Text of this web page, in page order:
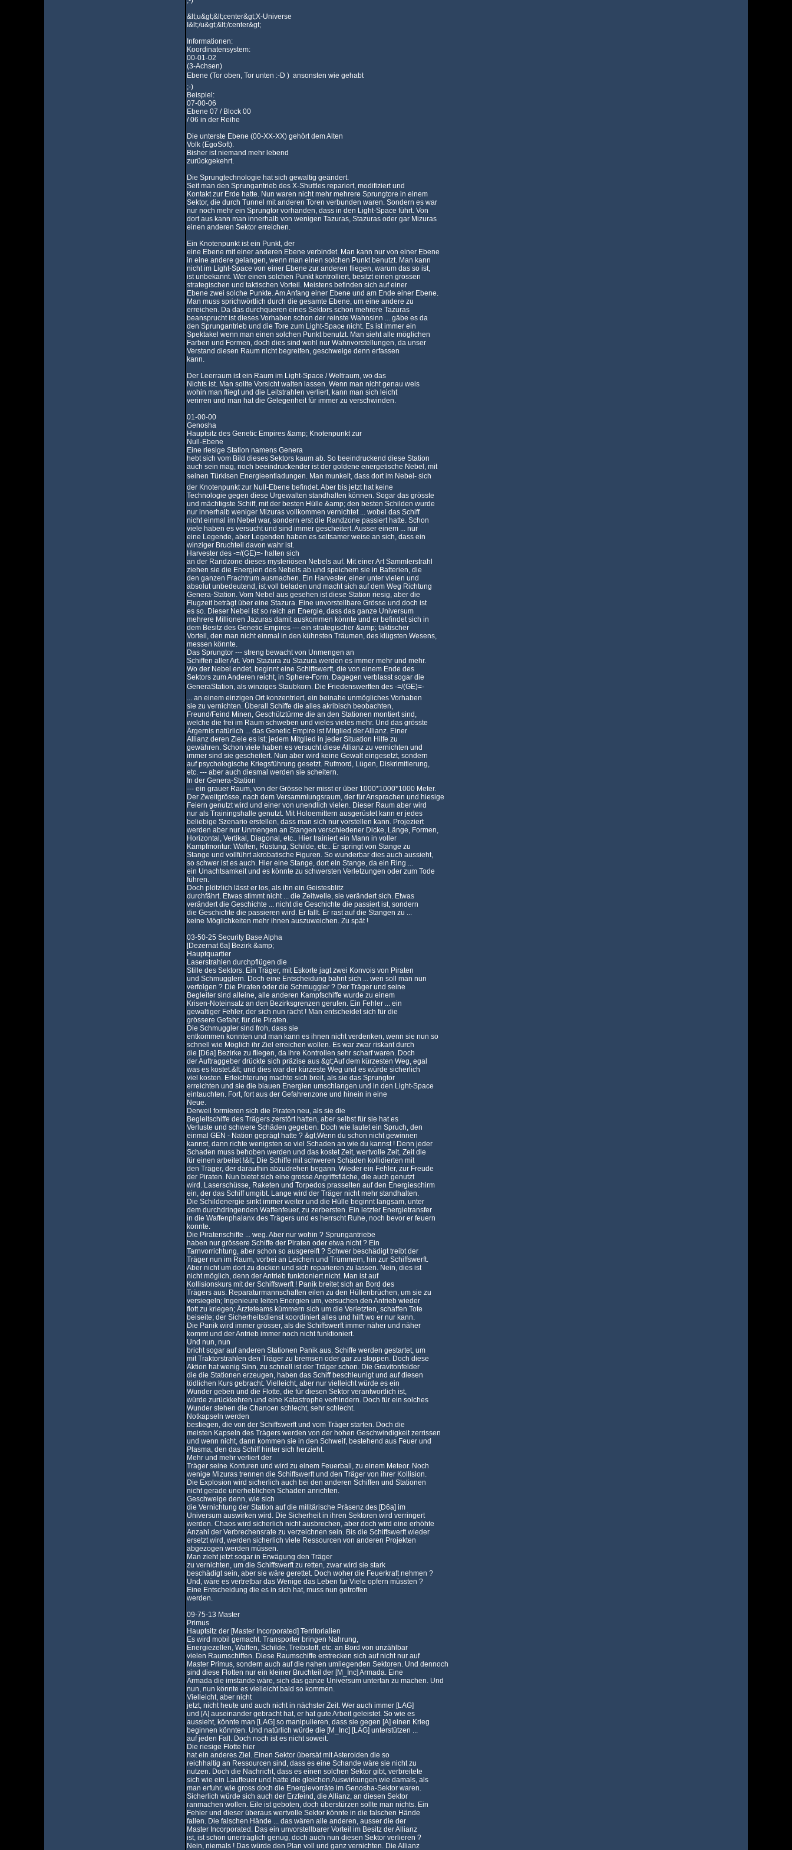
&lt;u&gt;&lt;center&gt;X-Universe
I&lt;/u&gt;&lt;/center&gt;
Informationen:
Koordinatensystem:
00-01-02
(3-Achsen)
Ebene (Tor oben, Tor unten :-D )  ansonsten wie gehabt
;-)
Beispiel:
07-00-06
Ebene 07 / Block 00
/ 06 in der Reihe
Die unterste Ebene (00-XX-XX) gehört dem Alten
Volk (EgoSoft).
Bisher ist niemand mehr lebend
zurückgekehrt.
Die Sprungtechnologie hat sich gewaltig geändert.
Seit man den Sprungantrieb des X-Shuttles repariert, modifiziert und
Kontakt zur Erde hatte. Nun waren nicht mehr mehrere Sprungtore in einem
Sektor, die durch Tunnel mit anderen Toren verbunden waren. Sondern es war
nur noch mehr ein Sprungtor vorhanden, dass in den Light-Space führt. Von
dort aus kann man innerhalb von wenigen Tazuras, Stazuras oder gar Mizuras
einen anderen Sektor erreichen.
Ein Knotenpunkt ist ein Punkt, der
eine Ebene mit einer anderen Ebene verbindet. Man kann nur von einer Ebene
in eine andere gelangen, wenn man einen solchen Punkt benutzt. Man kann
nicht im Light-Space von einer Ebene zur anderen fliegen, warum das so ist,
ist unbekannt. Wer einen solchen Punkt kontrolliert, besitzt einen grossen
strategischen und taktischen Vorteil. Meistens befinden sich auf einer
Ebene zwei solche Punkte. Am Anfang einer Ebene und am Ende einer Ebene.
Man muss sprichwörtlich durch die gesamte Ebene, um eine andere zu
erreichen. Da das durchqueren eines Sektors schon mehrere Tazuras
beansprucht ist dieses Vorhaben schon der reinste Wahnsinn ... gäbe es da
den Sprungantrieb und die Tore zum Light-Space nicht. Es ist immer ein
Spektakel wenn man einen solchen Punkt benutzt. Man sieht alle möglichen
Farben und Formen, doch dies sind wohl nur Wahnvorstellungen, da unser
Verstand diesen Raum nicht begreifen, geschweige denn erfassen
kann.
Der Leerraum ist ein Raum im Light-Space / Weltraum, wo das
Nichts ist. Man sollte Vorsicht walten lassen. Wenn man nicht genau weis
wohin man fliegt und die Leitstrahlen verliert, kann man sich leicht
verirren und man hat die Gelegenheit für immer zu verschwinden.
01-00-00
Genosha
Hauptsitz des Genetic Empires &amp; Knotenpunkt zur
Null-Ebene
Eine riesige Station namens Genera
hebt sich vom Bild dieses Sektors kaum ab. So beeindruckend diese Station
auch sein mag, noch beeindruckender ist der goldene energetische Nebel, mit
seinen Türkisen Energieentladungen. Man munkelt, dass dort im Nebel- sich
der Knotenpunkt zur Null-Ebene befindet. Aber bis jetzt hat keine
Technologie gegen diese Urgewalten standhalten können. Sogar das grösste
und mächtigste Schiff, mit der besten Hülle &amp; den besten Schilden wurde
nur innerhalb weniger Mizuras vollkommen vernichtet ... wobei das Schiff
nicht einmal im Nebel war, sondern erst die Randzone passiert hatte. Schon
viele haben es versucht und sind immer gescheitert. Ausser einem ... nur
eine Legende, aber Legenden haben es seltsamer weise an sich, dass ein
winziger Bruchteil davon wahr ist.
Harvester des -=/(GE)=- halten sich
an der Randzone dieses mysteriösen Nebels auf. Mit einer Art Sammlerstrahl
ziehen sie die Energien des Nebels ab und speichern sie in Batterien, die
den ganzen Frachtrum ausmachen. Ein Harvester, einer unter vielen und
absolut unbedeutend, ist voll beladen und macht sich auf dem Weg Richtung
Genera-Station. Vom Nebel aus gesehen ist diese Station riesig, aber die
Flugzeit beträgt über eine Stazura. Eine unvorstellbare Grösse und doch ist
es so. Dieser Nebel ist so reich an Energie, dass das ganze Universum
mehrere Millionen Jazuras damit auskommen könnte und er befindet sich in
dem Besitz des Genetic Empires --- ein strategischer &amp; taktischer
Vorteil, den man nicht einmal in den kühnsten Träumen, des klügsten Wesens,
messen könnte.
Das Sprungtor --- streng bewacht von Unmengen an
Schiffen aller Art. Von Stazura zu Stazura werden es immer mehr und mehr.
Wo der Nebel endet, beginnt eine Schiffswerft, die von einem Ende des
Sektors zum Anderen reicht, in Sphere-Form. Dagegen verblasst sogar die
GeneraStation, als winziges Staubkorn. Die Friedenswerften des -=/(GE)=-
... an einem einzigen Ort konzentriert, ein beinahe unmögliches Vorhaben
sie zu vernichten. Überall Schiffe die alles akribisch beobachten,
Freund/Feind Minen, Geschütztürme die an den Stationen montiert sind,
welche die frei im Raum schweben und vieles vieles mehr. Und das grösste
Ärgernis natürlich ... das Genetic Empire ist Mitglied der Allianz. Einer
Allianz deren Ziele es ist; jedem Mitglied in jeder Situation Hilfe zu
gewähren. Schon viele haben es versucht diese Allianz zu vernichten und
immer sind sie gescheitert. Nun aber wird keine Gewalt eingesetzt, sondern
auf psychologische Kriegsführung gesetzt. Rufmord, Lügen, Diskrimitierung,
etc. --- aber auch diesmal werden sie scheitern.
In der Genera-Station
--- ein grauer Raum, von der Grösse her misst er über 1000*1000*1000 Meter.
Der Zweitgrösse, nach dem Versammlungsraum, der für Ansprachen und hiesige
Feiern genutzt wird und einer von unendlich vielen. Dieser Raum aber wird
nur als Trainingshalle genutzt. Mit Holoemittern ausgerüstet kann er jedes
beliebige Szenario erstellen, dass man sich nur vorstellen kann. Projeziert
werden aber nur Unmengen an Stangen verschiedener Dicke, Länge, Formen,
Horizontal, Vertikal, Diagonal, etc.. Hier trainiert ein Mann in voller
Kampfmontur: Waffen, Rüstung, Schilde, etc.. Er springt von Stange zu
Stange und vollführt akrobatische Figuren. So wunderbar dies auch aussieht,
so schwer ist es auch. Hier eine Stange, dort ein Stange, da ein Ring ...
ein Unachtsamkeit und es könnte zu schwersten Verletzungen oder zum Tode
führen.
Doch plötzlich lässt er los, als ihn ein Geistesblitz
durchfährt. Etwas stimmt nicht ... die Zeitwelle, sie verändert sich. Etwas
verändert die Geschichte ... nicht die Geschichte die passiert ist, sondern
die Geschichte die passieren wird. Er fällt. Er rast auf die Stangen zu ...
keine Möglichkeiten mehr ihnen auszuweichen. Zu spät !
03-50-25 Security Base Alpha
[Dezernat 6a] Bezirk &amp;
Hauptquartier
Laserstrahlen durchpflügen die
Stille des Sektors. Ein Träger, mit Eskorte jagt zwei Konvois von Piraten
und Schmugglern. Doch eine Entscheidung bahnt sich ... wen soll man nun
verfolgen ? Die Piraten oder die Schmuggler ? Der Träger und seine
Begleiter sind alleine, alle anderen Kampfschiffe wurde zu einem
Krisen-Noteinsatz an den Bezirksgrenzen gerufen. Ein Fehler ... ein
gewaltiger Fehler, der sich nun rächt ! Man entscheidet sich für die
grössere Gefahr, für die Piraten.
Die Schmuggler sind froh, dass sie
entkommen konnten und man kann es ihnen nicht verdenken, wenn sie nun so
schnell wie Möglich ihr Ziel erreichen wollen. Es war zwar riskant durch
die [D6a] Bezirke zu fliegen, da ihre Kontrollen sehr scharf waren. Doch
der Auftraggeber drückte sich präzise aus &gt;Auf dem kürzesten Weg, egal
was es kostet.&lt; und dies war der kürzeste Weg und es würde sicherlich
viel kosten. Erleichterung machte sich breit, als sie das Sprungtor
erreichten und sie die blauen Energien umschlangen und in den Light-Space
eintauchten. Fort, fort aus der Gefahrenzone und hinein in eine
Neue.
Derweil formieren sich die Piraten neu, als sie die
Begleitschiffe des Trägers zerstört hatten, aber selbst für sie hat es
Verluste und schwere Schäden gegeben. Doch wie lautet ein Spruch, den
einmal GEN - Nation geprägt hatte ? &gt;Wenn du schon nicht gewinnen
kannst, dann richte wenigsten so viel Schaden an wie du kannst ! Denn jeder
Schaden muss behoben werden und das kostet Zeit, wertvolle Zeit, Zeit die
für einen arbeitet !&lt; Die Schiffe mit schweren Schäden kollidierten mit
den Träger, der daraufhin abzudrehen begann. Wieder ein Fehler, zur Freude
der Piraten. Nun bietet sich eine grosse Angriffsfläche, die auch genutzt
wird. Laserschüsse, Raketen und Torpedos prasselten auf den Energieschirm
ein, der das Schiff umgibt. Lange wird der Träger nicht mehr standhalten.
Die Schildenergie sinkt immer weiter und die Hülle beginnt langsam, unter
dem durchdringenden Waffenfeuer, zu zerbersten. Ein letzter Energietransfer
in die Waffenphalanx des Trägers und es herrscht Ruhe, noch bevor er feuern
konnte.
Die Piratenschiffe ... weg. Aber nur wohin ? Sprungantriebe
haben nur grössere Schiffe der Piraten oder etwa nicht ? Ein
Tarnvorrichtung, aber schon so ausgereift ? Schwer beschädigt treibt der
Träger nun im Raum, vorbei an Leichen und Trümmern, hin zur Schiffswerft.
Aber nicht um dort zu docken und sich reparieren zu lassen. Nein, dies ist
nicht möglich, denn der Antrieb funktioniert nicht. Man ist auf
Kollisionskurs mit der Schiffswerft ! Panik breitet sich an Bord des
Trägers aus. Reparaturmannschaften eilen zu den Hüllenbrüchen, um sie zu
versiegeln; Ingenieure leiten Energien um, versuchen den Antrieb wieder
flott zu kriegen; Ärzteteams kümmern sich um die Verletzten, schaffen Tote
beiseite; der Sicherheitsdienst koordiniert alles und hilft wo er nur kann.
Die Panik wird immer grösser, als die Schiffswerft immer näher und näher
kommt und der Antrieb immer noch nicht funktioniert.
Und nun, nun
bricht sogar auf anderen Stationen Panik aus. Schiffe werden gestartet, um
mit Traktorstrahlen den Träger zu bremsen oder gar zu stoppen. Doch diese
Aktion hat wenig Sinn, zu schnell ist der Träger schon. Die Gravitonfelder
die die Stationen erzeugen, haben das Schiff beschleunigt und auf diesen
tödlichen Kurs gebracht. Vielleicht, aber nur vielleicht würde es ein
Wunder geben und die Flotte, die für diesen Sektor verantwortlich ist,
würde zurückkehren und eine Katastrophe verhindern. Doch für ein solches
Wunder stehen die Chancen schlecht, sehr schlecht.
Notkapseln werden
bestiegen, die von der Schiffswerft und vom Träger starten. Doch die
meisten Kapseln des Trägers werden von der hohen Geschwindigkeit zerrissen
und wenn nicht, dann kommen sie in den Schweif, bestehend aus Feuer und
Plasma, den das Schiff hinter sich herzieht.
Mehr und mehr verliert der
Träger seine Konturen und wird zu einem Feuerball, zu einem Meteor. Noch
wenige Mizuras trennen die Schiffswerft und den Träger von ihrer Kollision.
Die Explosion wird sicherlich auch bei den anderen Schiffen und Stationen
nicht gerade unerheblichen Schaden anrichten.
Geschweige denn, wie sich
die Vernichtung der Station auf die militärische Präsenz des [D6a] im
Universum auswirken wird. Die Sicherheit in ihren Sektoren wird verringert
werden. Chaos wird sicherlich nicht ausbrechen, aber doch wird eine erhöhte
Anzahl der Verbrechensrate zu verzeichnen sein. Bis die Schiffswerft wieder
ersetzt wird, werden sicherlich viele Ressourcen von anderen Projekten
abgezogen werden müssen.
Man zieht jetzt sogar in Erwägung den Träger
zu vernichten, um die Schiffswerft zu retten, zwar wird sie stark
beschädigt sein, aber sie wäre gerettet. Doch woher die Feuerkraft nehmen ?
Und, wäre es vertretbar das Wenige das Leben für Viele opfern müssten ?
Eine Entscheidung die es in sich hat, muss nun getroffen
werden.
09-75-13 Master
Primus
Hauptsitz der [Master Incorporated] Territorialien
Es wird mobil gemacht. Transporter bringen Nahrung,
Energiezellen, Waffen, Schilde, Treibstoff, etc. an Bord von unzählbar
vielen Raumschiffen. Diese Raumschiffe erstrecken sich auf nicht nur auf
Master Primus, sondern auch auf die nahen umliegenden Sektoren. Und dennoch
sind diese Flotten nur ein kleiner Bruchteil der [M_Inc] Armada. Eine
Armada die imstande wäre, sich das ganze Universum untertan zu machen. Und
nun, nun könnte es vielleicht bald so kommen.
Vielleicht, aber nicht
jetzt, nicht heute und auch nicht in nächster Zeit. Wer auch immer [LAG]
und [A] auseinander gebracht hat, er hat gute Arbeit geleistet. So wie es
aussieht, könnte man [LAG] so manipulieren, dass sie gegen [A] einen Krieg
beginnen könnten. Und natürlich würde die [M_Inc] [LAG] unterstützen ...
auf jeden Fall. Doch noch ist es nicht soweit.
Die riesige Flotte hier
hat ein anderes Ziel. Einen Sektor übersät mit Asteroiden die so
reichhaltig an Ressourcen sind, dass es eine Schande wäre sie nicht zu
nutzen. Doch die Nachricht, dass es einen solchen Sektor gibt, verbreitete
sich wie ein Lauffeuer und hatte die gleichen Auswirkungen wie damals, als
man erfuhr, wie gross doch die Energievorräte im Genosha-Sektor waren.
Sicherlich würde sich auch der Erzfeind, die Allianz, an diesen Sektor
ranmachen wollen. Eile ist geboten, doch überstürzen sollte man nichts. Ein
Fehler und dieser überaus wertvolle Sektor könnte in die falschen Hände
fallen. Die falschen Hände ... das wären alle anderen, ausser die der
Master Incorporated. Das ein unvorstellbarer Vorteil im Besitz der Allianz
ist, ist schon unerträglich genug, doch auch nun diesen Sektor verlieren ?
Nein, niemals ! Das würde den Plan voll und ganz vernichten. Die Allianz